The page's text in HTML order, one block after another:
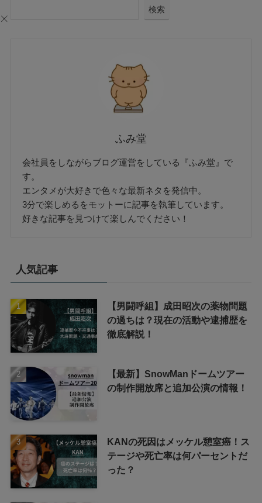
検索
ふみ堂
会社員をしながらブログ運営をしている『ふみ堂』で
す。
エンタメが大好きで色々な最新ネタを発信中。
3分で楽しめるをモットーに記事を執筆しています。
好きな記事を見つけて楽しんでください！
人気記事
【男闘呼組】成田昭次の薬物問題
の過ちは？現在の活動や逮捕歴を
徹底解説！
【最新】SnowManドームツアー
の制作開放席と追加公演の情報！
KANの死因はメッケル憩室癌！ス
テージや死亡率は何パーセントだ
った？